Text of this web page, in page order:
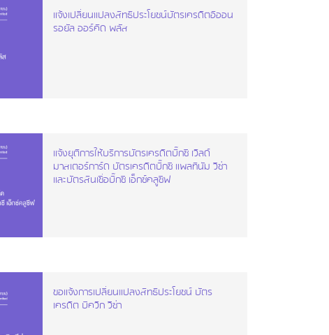
แจ้งเปลี่ยนแปลงสิทธิประโยชน์บัตรเครดิตอิออน
รอยัล ออร์คิด พลัส
แจ้งยุติการให้บริการบัตรเครดิตบิ๊กซี เวิลด์
มาสเตอร์การ์ด บัตรเครดิตบิ๊กซี แพลทินัม วีซ่า
และบัตรสินเชื่อบิ๊กซี เอ็กซ์คลูซีฟ
ขอแจ้งการเปลี่ยนแปลงสิทธิประโยชน์ บัตร
เครดิต บีควิก วีซ่า